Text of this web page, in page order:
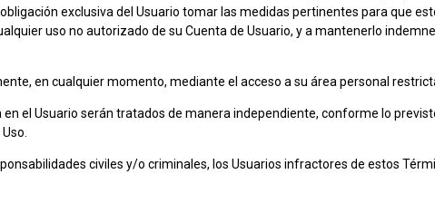
exclusiva del Usuario tomar las medidas pertinentes para que
uso no autorizado de su Cuenta de Usuario, y a mantenerlo
en cualquier momento, mediante el acceso a su área personal
el Usuario serán tratados de manera independiente, conforme lo
civiles y/o criminales, los Usuarios infractores de estos